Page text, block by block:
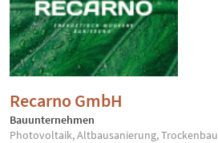
Recarno GmbH
Bauunternehmen
Photovoltaik, Altbausanierung, Trockenbau